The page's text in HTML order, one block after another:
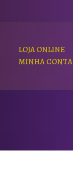
LOJA ONLINE
MINHA CONTA